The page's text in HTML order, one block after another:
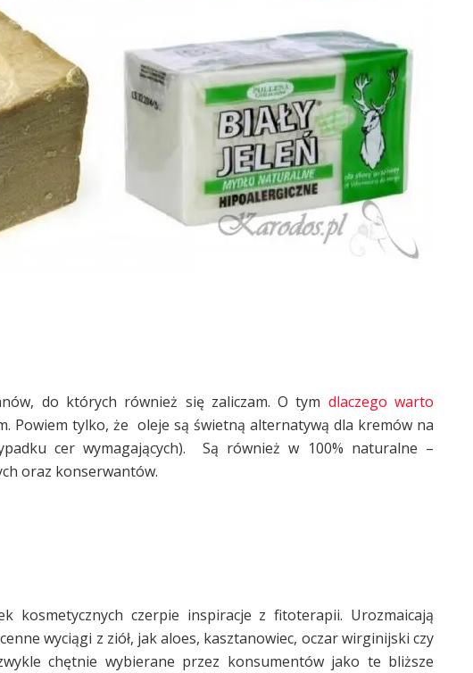
do których również się zaliczam. O tym dlaczego warto
Powiem tylko, że oleje są świetną alternatywą dla kremów na
cer wymagających). Są również w 100% naturalne –
oraz konserwantów.
kosmetycznych czerpie inspiracje z fitoterapii. Urozmaicają
wyciągi z ziół, jak aloes, kasztanowiec, oczar wirginijski czy
chętnie wybierane przez konsumentów jako te bliższe